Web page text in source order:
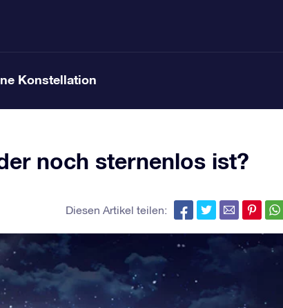
Konstellation
noch sternenlos ist?
Diesen Artikel teilen: